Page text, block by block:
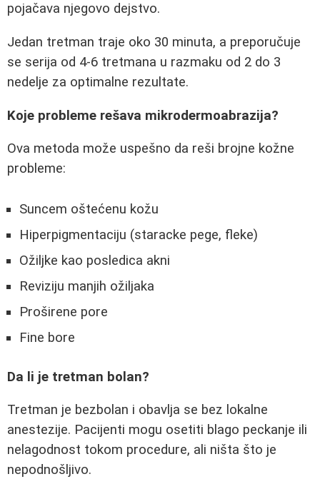
pojačava njegovo dejstvo.
Jedan tretman traje oko 30 minuta, a preporučuje
se serija od 4-6 tretmana u razmaku od 2 do 3
nedelje za optimalne rezultate.
Koje probleme rešava mikrodermoabrazija?
Ova metoda može uspešno da reši brojne kožne
probleme:
Suncem oštećenu kožu
Hiperpigmentaciju (staracke pege, fleke)
Ožiljke kao posledica akni
Reviziju manjih ožiljaka
Proširene pore
Fine bore
Da li je tretman bolan?
Tretman je bezbolan i obavlja se bez lokalne
anestezije. Pacijenti mogu osetiti blago peckanje ili
nelagodnost tokom procedure, ali ništa što je
nepodnošljivo.